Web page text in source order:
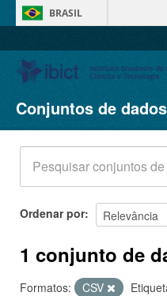
BRASIL
Conjuntos de dados
Organizações
Grupos
Sobre
Conjuntos de dados
Ordenar por
1 conjunto de
Formatos: CSV